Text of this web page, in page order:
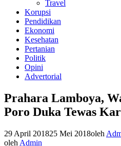
Travel
Korupsi
Pendidikan
Ekonomi
Kesehatan
Pertanian
Politik
Opini
Advertorial
Prahara Lamboya,
Poro Duka Tewas
29 April 201825 Mei 2018oleh
oleh Admin